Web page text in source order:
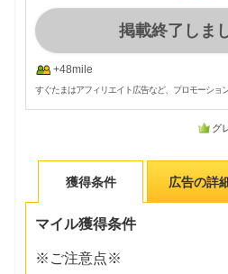
掲載終了しま
+48mile
すぐたまはアフィリエイト広告など、プロモーショ
グ
獲得条件 広告の詳
マイル獲得条件
※ご注意点※